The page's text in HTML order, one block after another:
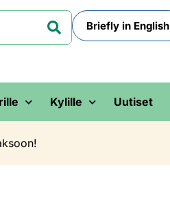
Briefly in English
Kylille Uutiset